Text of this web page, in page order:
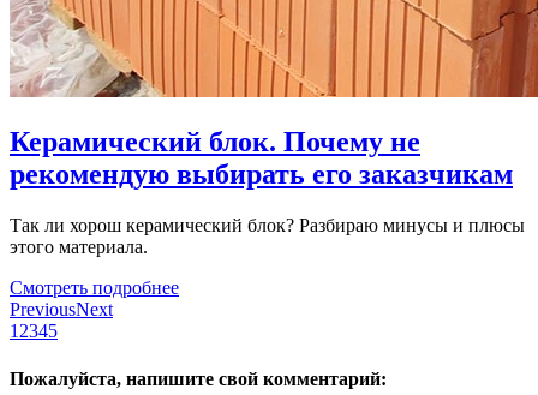
Керамический блок. Почему не
рекомендую выбирать его заказчикам
Так ли хорош керамический блок? Разбираю минусы и плюсы
этого материала.
Смотреть подробнее
PreviousNext
1 2345
Пожалуйста, напишите свой комментарий: